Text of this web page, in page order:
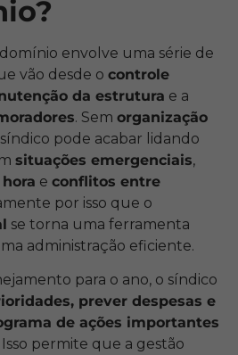
envolve uma série de
vão desde o controle
da estrutura e a
. Sem organização
síndico pode acabar lidando
situações emergenciais,
e conflitos entre
por isso que o
se torna uma ferramenta
administração eficiente.
para o ano, o síndico
prever despesas e
de ações importantes
Isso permite que a gestão